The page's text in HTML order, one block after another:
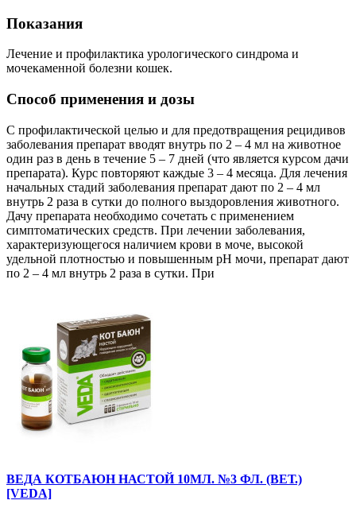
Показания
Лечение и профилактика урологического синдрома и
мочекаменной болезни кошек.
Способ применения и дозы
С профилактической целью и для предотвращения рецидивов
заболевания препарат вводят внутрь по 2 – 4 мл на животное
один раз в день в течение 5 – 7 дней (что является курсом дачи
препарата). Курс повторяют каждые 3 – 4 месяца. Для лечения
начальных стадий заболевания препарат дают по 2 – 4 мл
внутрь 2 раза в сутки до полного выздоровления животного.
Дачу препарата необходимо сочетать с применением
симптоматических средств. При лечении заболевания,
характеризующегося наличием крови в моче, высокой
удельной плотностью и повышенным рН мочи, препарат дают
по 2 – 4 мл внутрь 2 раза в сутки. При
ВЕДА КОТБАЮН НАСТОЙ 10МЛ. №3 ФЛ. (ВЕТ.)
[VEDA]